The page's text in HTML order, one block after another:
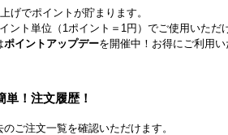
げでポイントが貯まります。
ント単位（1ポイント＝1円）でご使用いただ
ポイントアップデーを開催中！お得にご利用
単！注文履歴！
ご注文一覧を確認いただけます。